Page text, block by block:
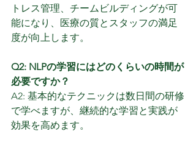
トレス管理、チームビルディングが可
能になり、医療の質とスタッフの満足
度が向上します。
Q2: NLPの学習にはどのくらいの時間が
必要ですか？
A2: 基本的なテクニックは数日間の研修
で学べますが、継続的な学習と実践が
効果を高めます。